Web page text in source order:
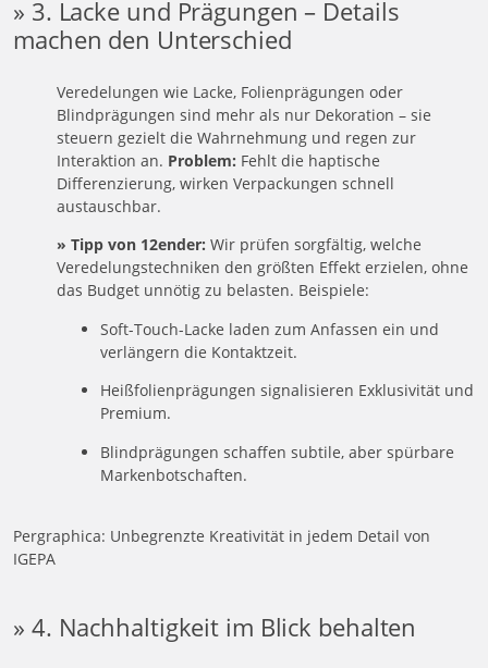
» 3. Lacke und Prägungen – Details
machen den Unterschied
Veredelungen wie Lacke, Folienprägungen oder
Blindprägungen sind mehr als nur Dekoration – sie
steuern gezielt die Wahrnehmung und regen zur
Interaktion an. Problem: Fehlt die haptische
Differenzierung, wirken Verpackungen schnell
austauschbar.
» Tipp von 12ender: Wir prüfen sorgfältig, welche
Veredelungstechniken den größten Effekt erzielen, ohne
das Budget unnötig zu belasten. Beispiele:
Soft-Touch-Lacke laden zum Anfassen ein und
verlängern die Kontaktzeit.
Heißfolienprägungen signalisieren Exklusivität und
Premium.
Blindprägungen schaffen subtile, aber spürbare
Markenbotschaften.
Pergraphica: Unbegrenzte Kreativität in jedem Detail von
IGEPA
» 4. Nachhaltigkeit im Blick behalten